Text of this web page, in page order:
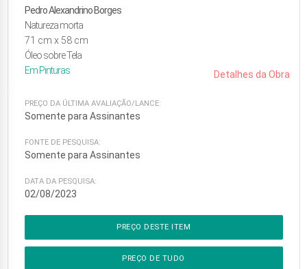
Pedro Alexandrino Borges
Natureza morta
71 cm x 58 cm
Óleo sobre Tela
Em Pinturas Detalhes da Obra
PREÇO DA ÚLTIMA AVALIAÇÃO/LANCE:
Somente para Assinantes
FONTE DE PESQUISA:
Somente para Assinantes
DATA DA PESQUISA:
02/08/2023
PREÇO DESTE ITEM
PREÇO DE TUDO